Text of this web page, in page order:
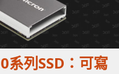
系列SSD：可寫